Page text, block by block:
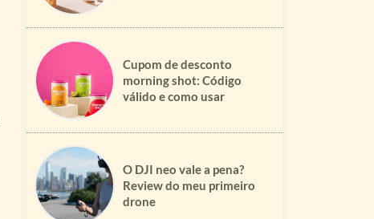
Cupom de desconto
morning shot: Código
válido e como usar
O DJI neo vale a pena?
Review do meu primeiro
drone